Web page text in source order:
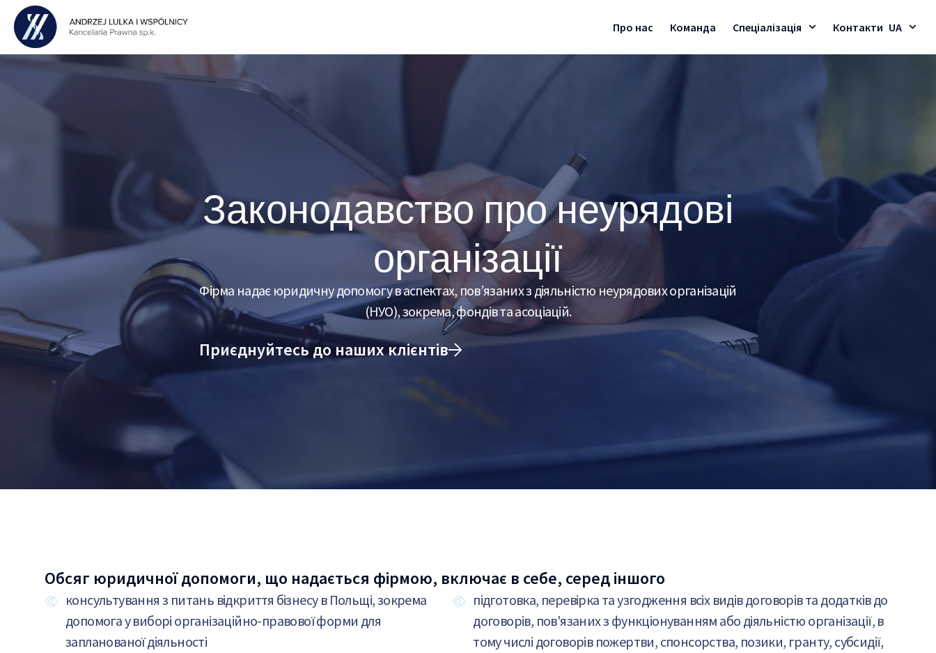
UA
Про нас Команда Спеціалізація Контакти
Законодавство про неурядові
організації
Фірма надає юридичну допомогу в аспектах, пов’язаних з діяльністю неурядових організацій
(НУО), зокрема, фондів та асоціацій.
Приєднуйтесь до наших клієнтів
Обсяг юридичної допомоги, що надається фірмою, включає в себе, серед іншого
консультування з питань відкриття бізнесу в Польщі, зокрема
допомога у виборі організаційно-правової форми для
запланованої діяльності
підготовка, перевірка та узгодження всіх видів договорів та додатків до
договорів, пов'язаних з функціонуванням або діяльністю організації, в
тому числі договорів пожертви, спонсорства, позики, гранту, субсидії,